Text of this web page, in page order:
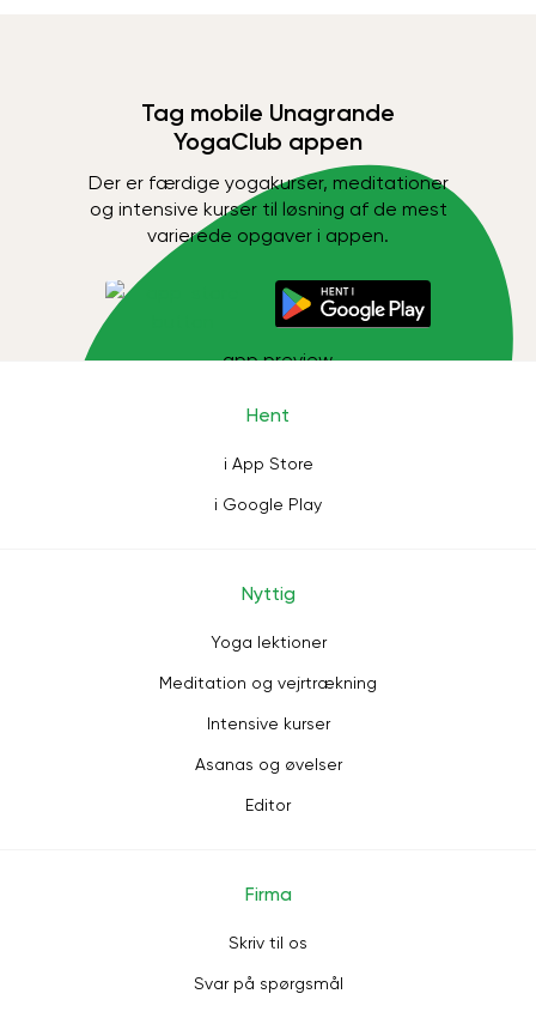
Tag mobile Unagrande
YogaClub appen
Der er færdige yogakurser, meditationer
og intensive kurser til løsning af de mest
varierede opgaver i appen.
Hent
i App Store
i Google Play
Nyttig
Yoga lektioner
Meditation og vejrtrækning
Intensive kurser
Asanas og øvelser
Editor
Firma
Skriv til os
Svar på spørgsmål